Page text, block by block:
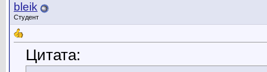
bleik
Студент
Цитата: